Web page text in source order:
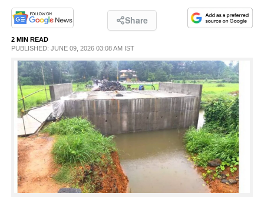
PHOTOS
LIFESTYLE
SPIRITUAL
INFO+
ART
ASTRO
Share
2 MIN READ
PUBLISHED: JUNE 09, 2026 03:08 AM IST